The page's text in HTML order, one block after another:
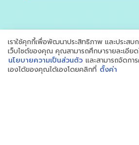
เราใช้คุกกี้เพื่อพัฒนาประสิทธิภาพ และประสบ
เว็บไซต์ของคุณ คุณสามารถศึกษารายละเอีย
นโยบายความเป็นส่วนตัว และสามารถจัดกา
เองได้ของคุณได้เองโดยคลิกที่ ตั้งค่า